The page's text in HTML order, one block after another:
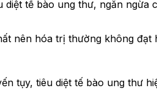
tế bào ung thư, ngăn
nên hóa trị thường không đạt
tụy, tiêu diệt tế bào ung thư